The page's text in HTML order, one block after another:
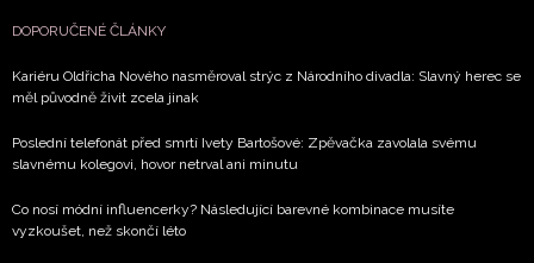
DOPORUČENÉ ČLÁNKY
Kariéru Oldřicha Nového nasměroval strýc z Národního divadla: Slavný herec se
měl původně živit zcela jinak
Poslední telefonát před smrtí Ivety Bartošové: Zpěvačka zavolala svému
slavnému kolegovi, hovor netrval ani minutu
Co nosí módní influencerky? Následující barevné kombinace musíte
vyzkoušet, než skončí léto